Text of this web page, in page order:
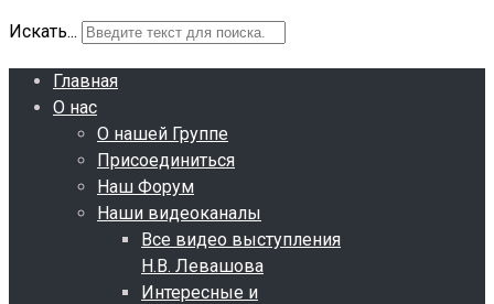
Искать...
Главная
О нас
О нашей Группе
Присоединиться
Наш Форум
Наши видеоканалы
Все видео выступления
Н.В. Левашова
Интересные и